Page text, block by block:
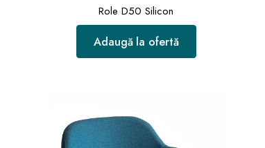
Role D50 Silicon
Adaugă la ofertă